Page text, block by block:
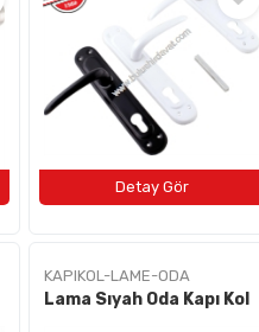
KAPIKOL-LAME-ODA
Lama Sıyah Oda Kapı Kol